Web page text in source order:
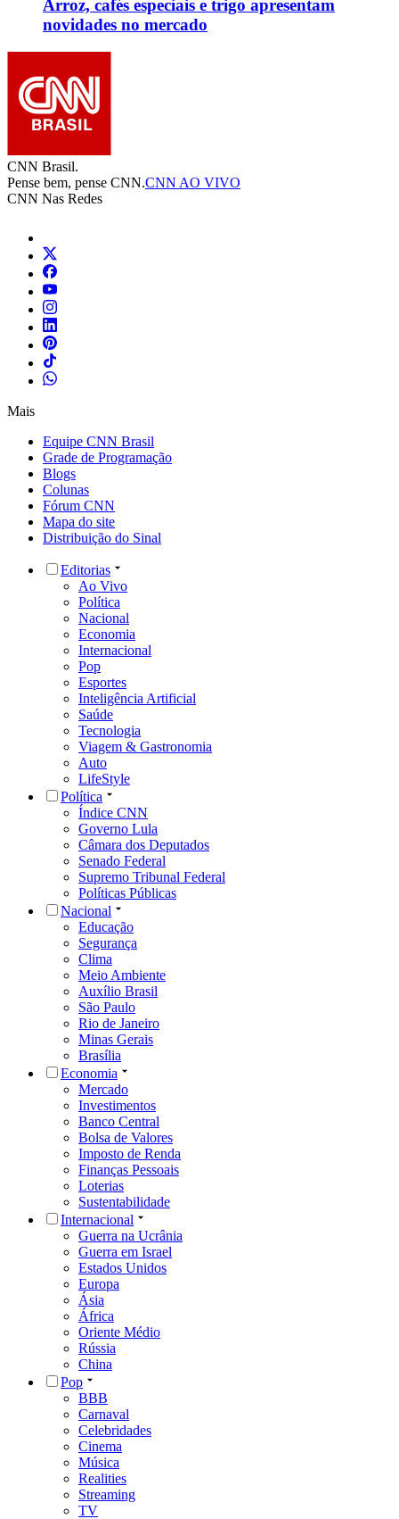
Arroz, cafés especiais e trigo apresentam
novidades no mercado
CNN Brasil.
Pense bem, pense CNN.CNN AO VIVO
CNN Nas Redes
Mais
Equipe CNN Brasil
Grade de Programação
Blogs
Colunas
Fórum CNN
Mapa do site
Distribuição do Sinal
Editorias
Ao Vivo
Política
Nacional
Economia
Internacional
Pop
Esportes
Inteligência Artificial
Saúde
Tecnologia
Viagem & Gastronomia
Auto
LifeStyle
Política
Índice CNN
Governo Lula
Câmara dos Deputados
Senado Federal
Supremo Tribunal Federal
Políticas Públicas
Nacional
Educação
Segurança
Clima
Meio Ambiente
Auxílio Brasil
São Paulo
Rio de Janeiro
Minas Gerais
Brasília
Economia
Mercado
Investimentos
Banco Central
Bolsa de Valores
Imposto de Renda
Finanças Pessoais
Loterias
Sustentabilidade
Internacional
Guerra na Ucrânia
Guerra em Israel
Estados Unidos
Europa
Ásia
África
Oriente Médio
Rússia
China
Pop
BBB
Carnaval
Celebridades
Cinema
Música
Realities
Streaming
TV